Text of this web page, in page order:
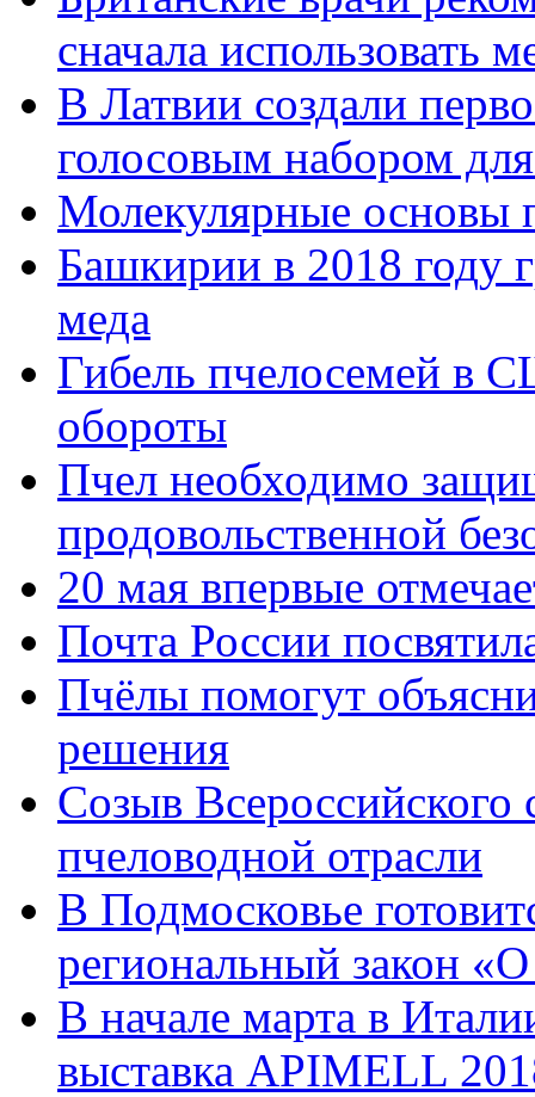
сначала использовать
В Латвии создали
голосовым набором
Молекулярные основы
Башкирии в 2018 году
меда
Гибель пчелосемей в
обороты
Пчел необходимо
продовольственной
20 мая впервые
Почта России
Пчёлы помогут
решения
Созыв Всероссийского
пчеловодной отрасли
В Подмосковье
региональный закон
В начале марта в
выставка APIMELL